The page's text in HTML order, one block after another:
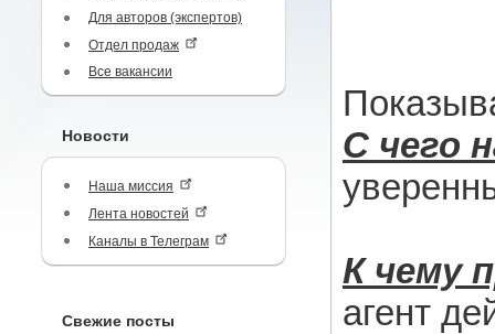
Для авторов (экспертов)
Отдел продаж
Все вакансии
Новости
Наша миссия
Лента новостей
Каналы в Телеграм
Свежие посты
С чего
К чему
агент